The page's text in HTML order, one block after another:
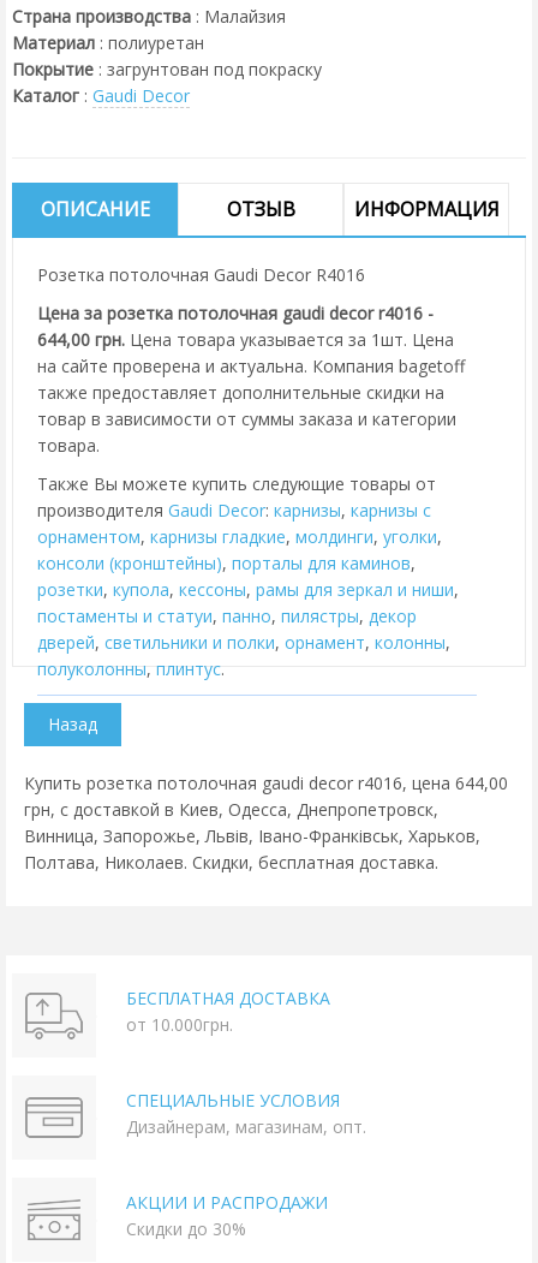
Страна производства : Малайзия
Материал : полиуретан
Покрытие : загрунтован под покраску
Каталог : Gaudi Decor
ОПИСАНИЕ ОТЗЫВ ИНФОРМАЦИЯ
Розетка потолочная Gaudi Decor R4016
Цена за розетка потолочная gaudi decor r4016 -
644,00 грн. Цена товара указывается за 1шт. Цена
на сайте проверена и актуальна. Компания bagetoff
также предоставляет дополнительные скидки на
товар в зависимости от суммы заказа и категории
товара.
Также Вы можете купить следующие товары от
производителя Gaudi Decor: карнизы, карнизы с
орнаментом, карнизы гладкие, молдинги, уголки,
консоли (кронштейны), порталы для каминов,
розетки, купола, кессоны, рамы для зеркал и ниши,
постаменты и статуи, панно, пилястры, декор
дверей, cветильники и полки, орнамент, колонны,
полуколонны, плинтус.
Купить розетка потолочная gaudi decor r4016, цена 644,00
грн, с доставкой в Киев, Одесса, Днепропетровск,
Винница, Запорожье, Львів, Івано-Франківськ, Харьков,
Полтава, Николаев. Скидки, бесплатная доставка.
БЕСПЛАТНАЯ ДОСТАВКА
от 10.000грн.
СПЕЦИАЛЬНЫЕ УСЛОВИЯ
Дизайнерам, магазинам, опт.
АКЦИИ И РАСПРОДАЖИ
Скидки до 30%